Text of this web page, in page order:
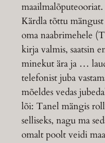
Kärdla tõttu
oma naabrimehele
kirja valmis, saatsin
minekut ära ja …
telefonist juba
mõeldes vedas
lõi: Tanel mängis
selliseks, nagu ma
omalt poolt veidi